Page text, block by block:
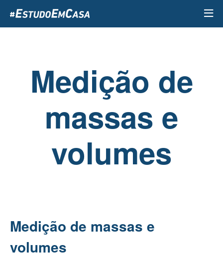
para
o
Medição de
massas e
volumes
Medição de massas e
volumes